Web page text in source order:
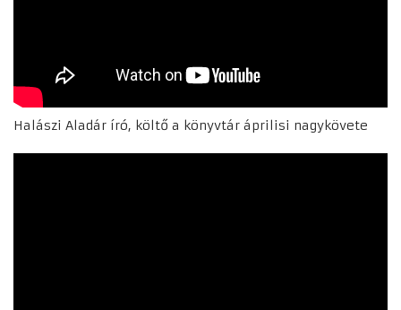
Halászi Aladár író, költő a könyvtár áprilisi nagykövete